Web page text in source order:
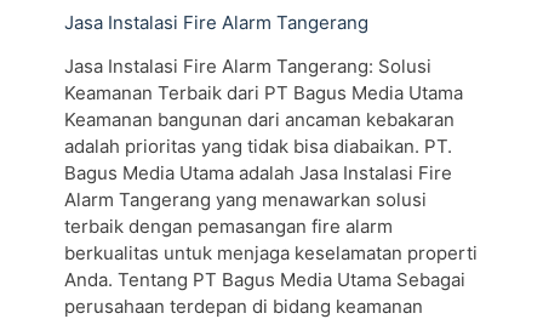
Jasa Instalasi Fire Alarm Tangerang
Jasa Instalasi Fire Alarm Tangerang: Solusi
Keamanan Terbaik dari PT Bagus Media Utama
Keamanan bangunan dari ancaman kebakaran
adalah prioritas yang tidak bisa diabaikan. PT.
Bagus Media Utama adalah Jasa Instalasi Fire
Alarm Tangerang yang menawarkan solusi
terbaik dengan pemasangan fire alarm
berkualitas untuk menjaga keselamatan properti
Anda. Tentang PT Bagus Media Utama Sebagai
perusahaan terdepan di bidang keamanan